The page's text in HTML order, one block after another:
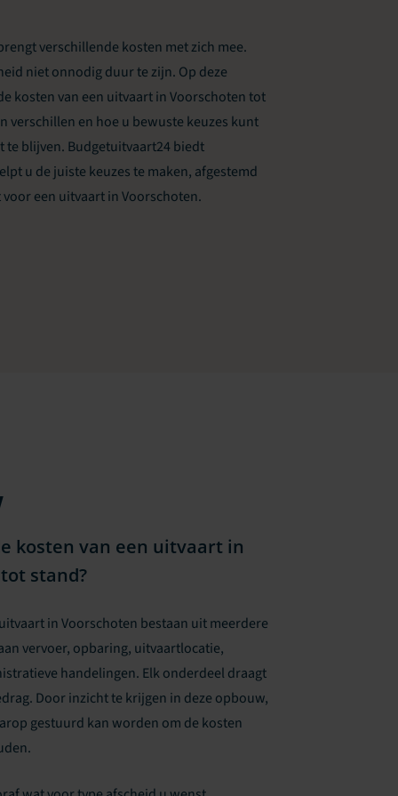
verschillende kosten met zich mee.
niet onnodig duur te zijn. Op deze
kosten van een uitvaart in Voorschoten tot
verschillen en hoe u bewuste keuzes kunt
te blijven. Budgetuitvaart24 biedt
u de juiste keuzes te maken, afgestemd
een uitvaart in Voorschoten.
kosten van een uitvaart in
stand?
in Voorschoten bestaan uit meerdere
vervoer, opbaring, uitvaartlocatie,
handelingen. Elk onderdeel draagt
Door inzicht te krijgen in deze opbouw,
gestuurd kan worden om de kosten